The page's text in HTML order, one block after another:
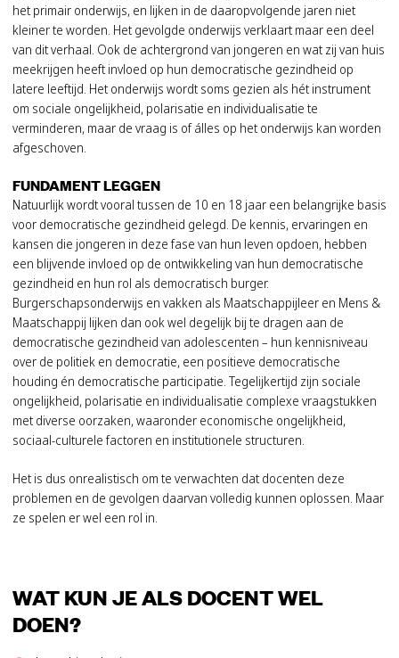
het primair onderwijs, en lijken in de daaropvolgende jaren niet
kleiner te worden. Het gevolgde onderwijs verklaart maar een deel
van dit verhaal. Ook de achtergrond van jongeren en wat zij van huis
meekrijgen heeft invloed op hun democratische gezindheid op
latere leeftijd. Het onderwijs wordt soms gezien als hét instrument
om sociale ongelijkheid, polarisatie en individualisatie te
verminderen, maar de vraag is of álles op het onderwijs kan worden
afgeschoven.
FUNDAMENT LEGGEN
Natuurlijk wordt vooral tussen de 10 en 18 jaar een belangrijke basis
voor democratische gezindheid gelegd. De kennis, ervaringen en
kansen die jongeren in deze fase van hun leven opdoen, hebben
een blijvende invloed op de ontwikkeling van hun democratische
gezindheid en hun rol als democratisch burger.
Burgerschapsonderwijs en vakken als Maatschappijleer en Mens &
Maatschappij lijken dan ook wel degelijk bij te dragen aan de
democratische gezindheid van adolescenten – hun kennisniveau
over de politiek en democratie, een positieve democratische
houding én democratische participatie. Tegelijkertijd zijn sociale
ongelijkheid, polarisatie en individualisatie complexe vraagstukken
met diverse oorzaken, waaronder economische ongelijkheid,
sociaal-culturele factoren en institutionele structuren.
Het is dus onrealistisch om te verwachten dat docenten deze
problemen en de gevolgen daarvan volledig kunnen oplossen. Maar
ze spelen er wel een rol in.
WAT KUN JE ALS DOCENT WEL
DOEN?